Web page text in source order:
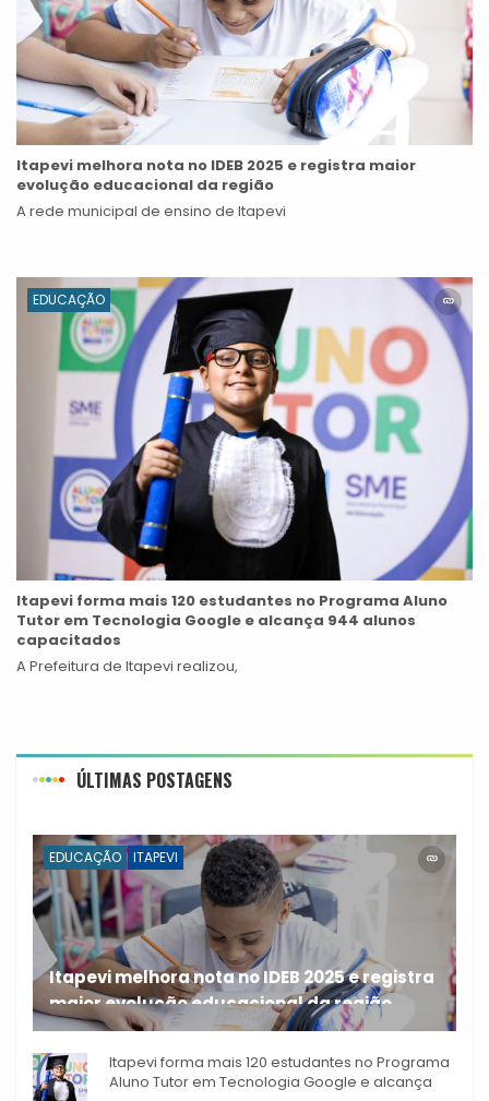
Itapevi melhora nota no IDEB 2025 e registra maior
evolução educacional da região
A rede municipal de ensino de Itapevi
EDUCAÇÃO
Itapevi forma mais 120 estudantes no Programa Aluno
Tutor em Tecnologia Google e alcança 944 alunos
capacitados
A Prefeitura de Itapevi realizou,
ÚLTIMAS POSTAGENS
EDUCAÇÃO ITAPEVI
Itapevi melhora nota no IDEB 2025 e registra
maior evolução educacional da região
A rede municipal de ensino
Itapevi forma mais 120 estudantes no Programa
Aluno Tutor em Tecnologia Google e alcança